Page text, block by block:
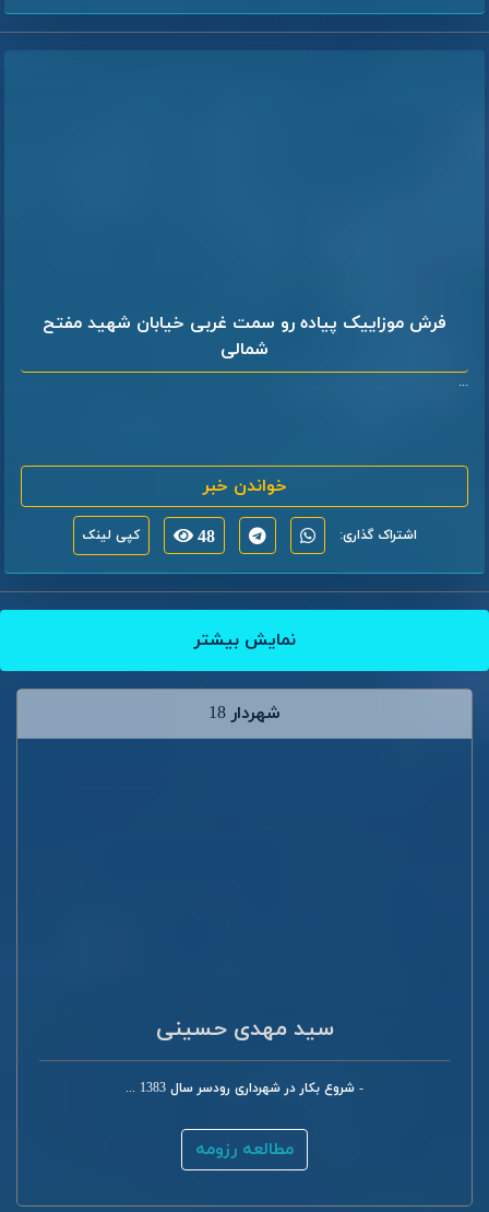
فرش موزاییک پیاده رو سمت غربی خیابان شهید مفتح
شمالی
...
خواندن خبر
اشتراک گذاری: 48 کپی لینک
نمایش بیشتر
شهردار 18
سید مهدی حسینی
- شروع بکار در شهرداری رودسر سال 1383 ...
مطالعه رزومه